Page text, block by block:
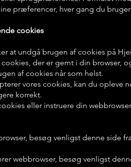
præferencer, hver gang du
cookies
at undgå brugen af cookies på
der er gemt i din browser,
af cookies når som helst.
vores cookies, kan du
korrekt.
eller instruere din
besøg venligst denne side
webbrowser, besøg venligst